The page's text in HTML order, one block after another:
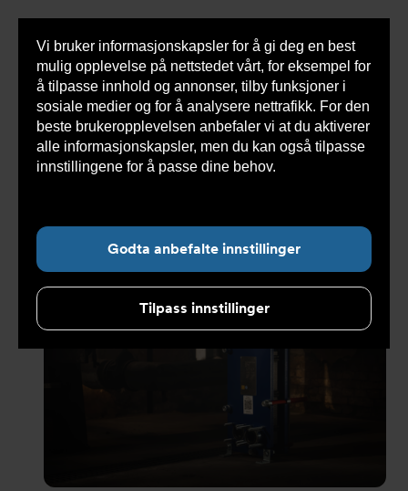
Vi bruker informasjonskapsler for å gi deg en best
mulig opplevelse på nettstedet vårt, for eksempel for
å tilpasse innhold og annonser, tilby funksjoner i
sosiale medier og for å analysere nettrafikk. For den
beste brukeropplevelsen anbefaler vi at du aktiverer
alle informasjonskapsler, men du kan også tilpasse
innstillingene for å passe dine behov.
Godta anbefalte innstillinger
Tilpass innstillinger
Du
her:
Armatec > Nyheter > Nyhetsarkiv
>
Platevarmevekslere på Fast track